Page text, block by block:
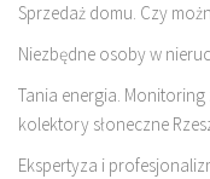
Sprzedaż domu. Czy
Niezbędne osoby w
Tania energia.
kolektory słoneczne
Ekspertyza i